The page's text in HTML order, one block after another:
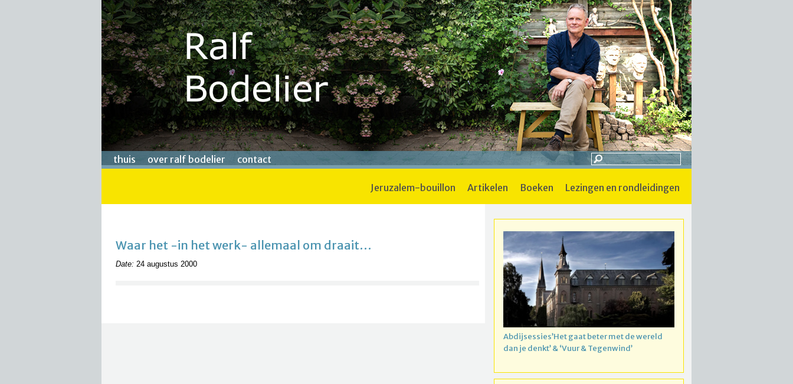
thuis over ralf bodelier contact
jeruzalem-bouillon artikelen boeken lezingen en rondleidingen
Waar het -in het werk- allemaal om draait…
Date: 24 augustus 2000
Abdijsessies’Het gaat beter met de wereld
dan je denkt’ & ‘Vuur & Tegenwind’